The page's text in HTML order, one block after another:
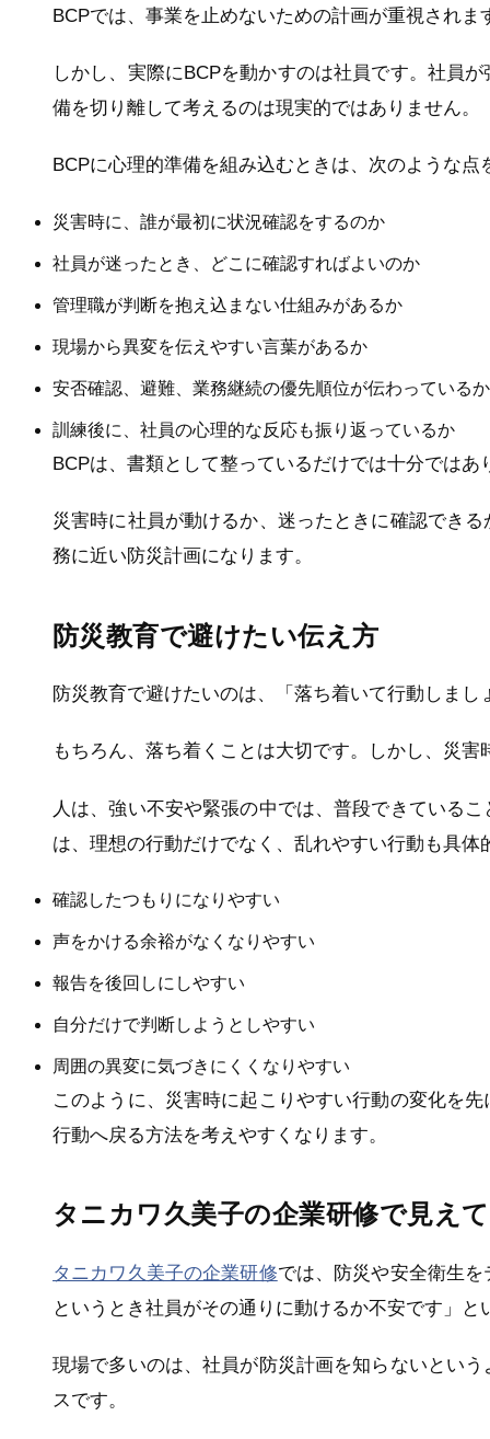
BCPでは、事業を止めないための計画が重視されま
しかし、実際にBCPを動かすのは社員です。社員
備を切り離して考えるのは現実的ではありません。
BCPに心理的準備を組み込むときは、次のような点
災害時に、誰が最初に状況確認をするのか
社員が迷ったとき、どこに確認すればよいのか
管理職が判断を抱え込まない仕組みがあるか
現場から異変を伝えやすい言葉があるか
安否確認、避難、業務継続の優先順位が伝わっているか
訓練後に、社員の心理的な反応も振り返っているか
BCPは、書類として整っているだけでは十分ではあ
災害時に社員が動けるか、迷ったときに確認でき
務に近い防災計画になります。
防災教育で避けたい伝え方
防災教育で避けたいのは、「落ち着いて行動しま
もちろん、落ち着くことは大切です。しかし、災
人は、強い不安や緊張の中では、普段できている
は、理想の行動だけでなく、乱れやすい行動も具体
確認したつもりになりやすい
声をかける余裕がなくなりやすい
報告を後回しにしやすい
自分だけで判断しようとしやすい
周囲の異変に気づきにくくなりやすい
このように、災害時に起こりやすい行動の変化を
行動へ戻る方法を考えやすくなります。
タニカワ久美子の企業研修で見え
タニカワ久美子の企業研修では、防災や安全衛生
というとき社員がその通りに動けるか不安です」
現場で多いのは、社員が防災計画を知らないとい
スです。